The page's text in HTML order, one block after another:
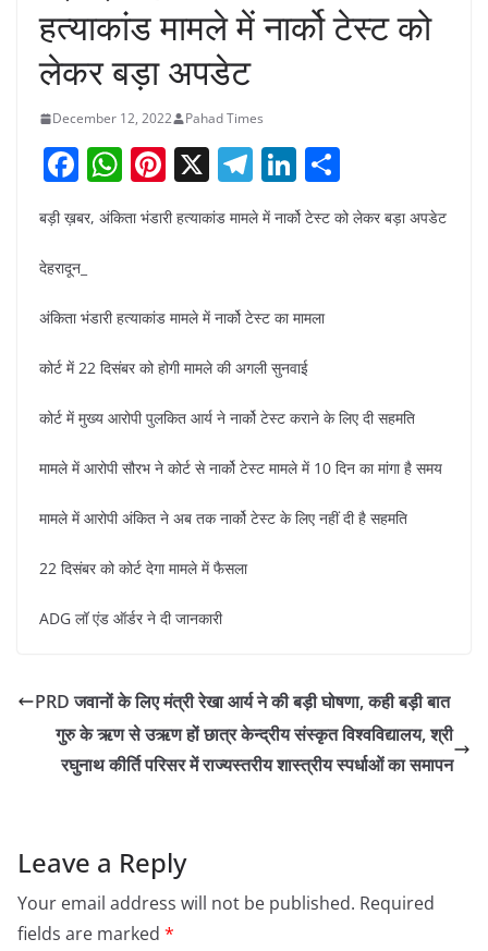
हत्याकांड मामले में नार्को टेस्ट को
लेकर बड़ा अपडेट
December 12, 2022 Pahad Times
F
c
e
b
o
o
k
W
at
A
p
p
Pi
nt
er
st
X T
el
e
a
m
Li
n
k
dI
n
h
ar
बड़ी ख़बर, अंकिता भंडारी हत्याकांड मामले में नार्को टेस्ट को लेकर बड़ा अपडेट
देहरादून_
अंकिता भंडारी हत्याकांड मामले में नार्को टेस्ट का मामला
कोर्ट में 22 दिसंबर को होगी मामले की अगली सुनवाई
कोर्ट में मुख्य आरोपी पुलकित आर्य ने नार्को टेस्ट कराने के लिए दी सहमति
मामले में आरोपी सौरभ ने कोर्ट से नार्को टेस्ट मामले में 10 दिन का मांगा है समय
मामले में आरोपी अंकित ने अब तक नार्को टेस्ट के लिए नहीं दी है सहमति
22 दिसंबर को कोर्ट देगा मामले में फैसला
ADG लॉ एंड ऑर्डर ने दी जानकारी
PRD जवानों के लिए मंत्री रेखा आर्य ने की बड़ी घोषणा, कही बड़ी बात
गुरु के ऋण से उऋण हों छात्र केन्द्रीय संस्कृत विश्वविद्यालय, श्री
रघुनाथ कीर्ति परिसर में राज्यस्तरीय शास्त्रीय स्पर्धाओं का समापन
Leave a Reply
Your email address will not be published. Required
fields are marked *